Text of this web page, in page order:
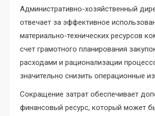
Административно-хозяйственный
отвечает за эффективное
материально-технических ресурсов
счет грамотного планирования
расходами и рационализации
значительно снизить операционные
Сокращение затрат обеспечивает
финансовый ресурс, который может